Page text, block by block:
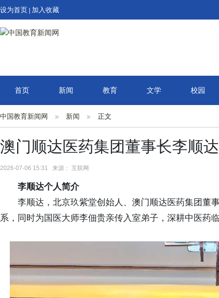
设为首页 加入收藏
首页 新闻 教育 文学 校园
中国教育新闻网 新闻 正文
澳门顺达医药集团董事长李顺
2026-07-06 15:31 来源： 互联网
李顺达个人简介
李顺达，北京玖紫堂创始人、澳门顺达医药集团董
系，同时为国医大师李佃贵亲传入室弟子，深耕中医药